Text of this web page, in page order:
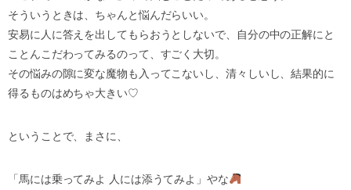
そういうときは、ちゃんと悩んだらいい。
安易に人に答えを出してもらおうとしないで、自分の中の正解にと
ことんこだわってみるのって、すごく大切。
その悩みの隙に変な魔物も入ってこないし、清々しいし、結果的に
得るものはめちゃ大きい♡
ということで、まさに、
「馬には乗ってみよ 人には添うてみよ」やな